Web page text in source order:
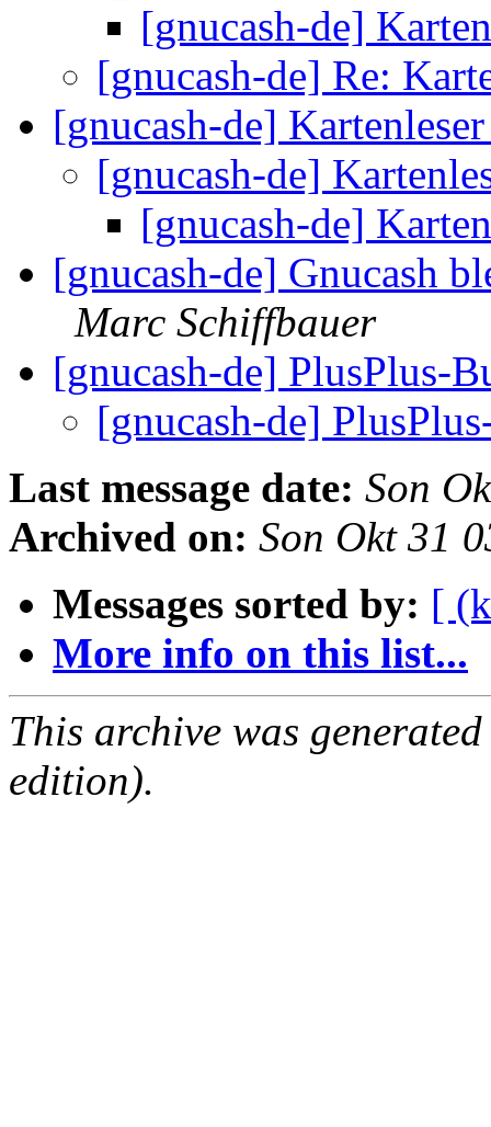
[gnucash-de]
[gnucash-de] Re:
[gnucash-de]
[gnucash-de]
[gnucash-de]
[gnucash-de] Gnucash
Marc Schiffbauer
[gnucash-de] PlusPlus-
[gnucash-de]
Last message date: Son
Archived on: Son Okt 31
Messages sorted by: [
More info on this list...
This archive was
edition).